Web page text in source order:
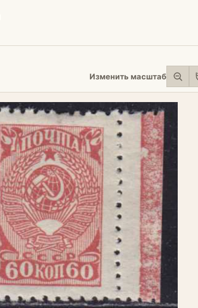
Изменить масштаб